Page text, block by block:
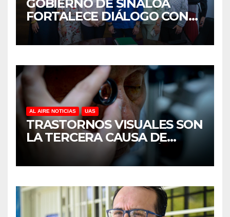
GOBIERNO DE SINALOA
FORTALECE DIÁLOGO CON
MUJERES EMPRESARIAS DE
CULIACÁN
AL AIRE NOTICIAS UAS
TRASTORNOS VISUALES SON
LA TERCERA CAUSA DE
DISCAPACIDAD EN MÉXICO,
REVELA ESTUDIO DEL